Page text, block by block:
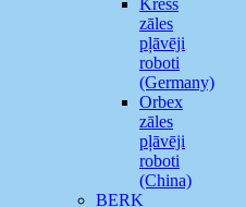
Kress
zāles
pļāvēji
roboti
(Germany)
Orbex
zāles
pļāvēji
roboti
(China)
BERK